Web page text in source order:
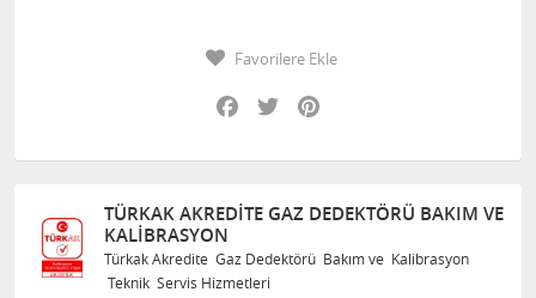
Favorilere Ekle
Facebook
Twitter
TÜRKAK AKREDITE GAZ DEDEKTÖRÜ BAKIM VE
KALIBRASYON
Türkak Akredite Gaz Dedektörü Bakım ve Kalibrasyon
Teknik Servis Hizmetleri